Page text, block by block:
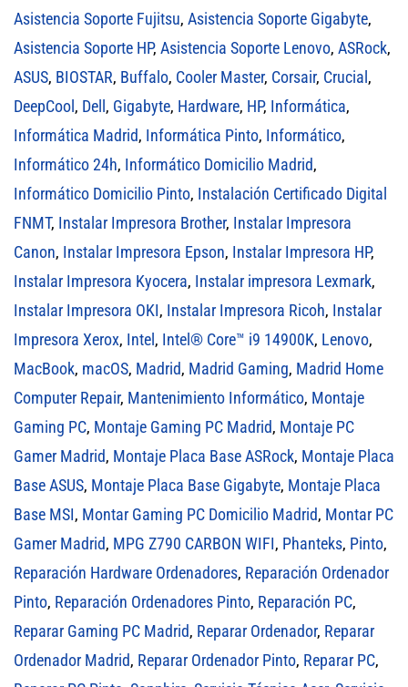
Asistencia Soporte Fujitsu, Asistencia Soporte Gigabyte,
Asistencia Soporte HP, Asistencia Soporte Lenovo, ASRock,
ASUS, BIOSTAR, Buffalo, Cooler Master, Corsair, Crucial,
DeepCool, Dell, Gigabyte, Hardware, HP, Informática,
Informática Madrid, Informática Pinto, Informático,
Informático 24h, Informático Domicilio Madrid,
Informático Domicilio Pinto, Instalación Certificado Digital
FNMT, Instalar Impresora Brother, Instalar Impresora
Canon, Instalar Impresora Epson, Instalar Impresora HP,
Instalar Impresora Kyocera, Instalar impresora Lexmark,
Instalar Impresora OKI, Instalar Impresora Ricoh, Instalar
Impresora Xerox, Intel, Intel® Core™ i9 14900K, Lenovo,
MacBook, macOS, Madrid, Madrid Gaming, Madrid Home
Computer Repair, Mantenimiento Informático, Montaje
Gaming PC, Montaje Gaming PC Madrid, Montaje PC
Gamer Madrid, Montaje Placa Base ASRock, Montaje Placa
Base ASUS, Montaje Placa Base Gigabyte, Montaje Placa
Base MSI, Montar Gaming PC Domicilio Madrid, Montar PC
Gamer Madrid, MPG Z790 CARBON WIFI, Phanteks, Pinto,
Reparación Hardware Ordenadores, Reparación Ordenador
Pinto, Reparación Ordenadores Pinto, Reparación PC,
Reparar Gaming PC Madrid, Reparar Ordenador, Reparar
Ordenador Madrid, Reparar Ordenador Pinto, Reparar PC,